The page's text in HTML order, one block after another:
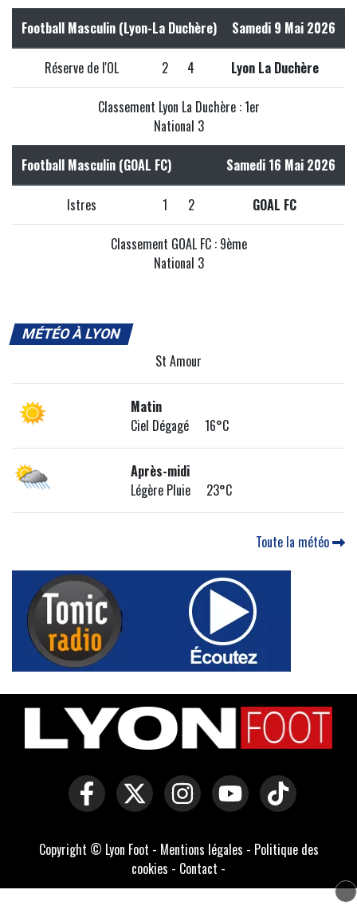
Football Masculin (Lyon-La Duchère) Samedi 9 Mai 2026
Réserve de l'OL 2 4 Lyon La Duchère
Classement Lyon La Duchère : 1er
National 3
Football Masculin (GOAL FC) Samedi 16 Mai 2026
Istres 1 2 GOAL FC
Classement GOAL FC : 9ème
National 3
MÉTÉO À LYON
St Amour
Matin
Ciel Dégagé 16°C
Après-midi
Légère Pluie 23°C
Toute la météo
Copyright © Lyon Foot - Mentions légales - Politique des
cookies - Contact -